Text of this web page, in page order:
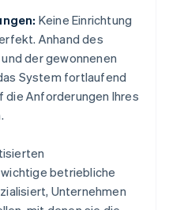
Keine Einrichtung
Anhand des
der gewonnenen
System fortlaufend
Anforderungen Ihres
betriebliche
Unternehmen